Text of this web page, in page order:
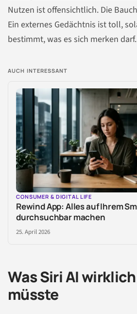
Nutzen ist offensichtlich. Die
Ein externes Gedächtnis ist toll,
bestimmt, was es sich merken darf.
AUCH INTERESSANT
CONSUMER & DIGITAL LIFE
Rewind App: Alles auf Ihrem
durchsuchbar machen
25. April 2026
Was Siri AI
müsste